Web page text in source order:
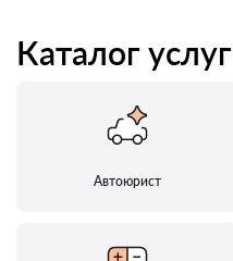
Каталог услуг
Автоюрист